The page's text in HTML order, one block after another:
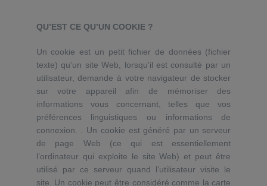
QU’EST CE QU’UN COOKIE ?
Un cookie est un petit fichier de données (fichier
texte) qu'un site Web, lorsqu'il est consulté par un
utilisateur, demande à votre navigateur de stocker
sur votre appareil afin de mémoriser des
informations vous concernant, telles que vos
préférences linguistiques ou informations de
connexion. . Un cookie est généré par un serveur
de page Web (ce qui est essentiellement
l’ordinateur qui exploite le site Web) et peut être
utilisé par ce serveur quand l’utilisateur visite le
site. Un cookie peut être considéré comme la carte